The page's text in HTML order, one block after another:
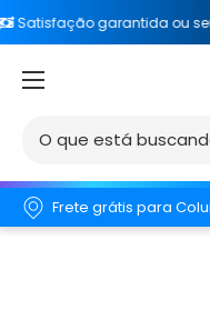
garantida ou seu dinheiro